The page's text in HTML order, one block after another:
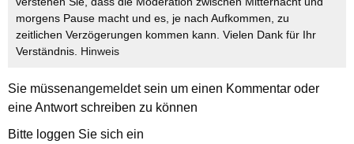
morgens Pause macht und es, je nach Aufkommen, zu
zeitlichen Verzögerungen kommen kann. Vielen Dank für Ihr
Verständnis. Hinweis
Sie müssenangemeldetsein um einen Kommentar oder
eine Antwort schreiben zu können
Bitte loggen Sie sich ein